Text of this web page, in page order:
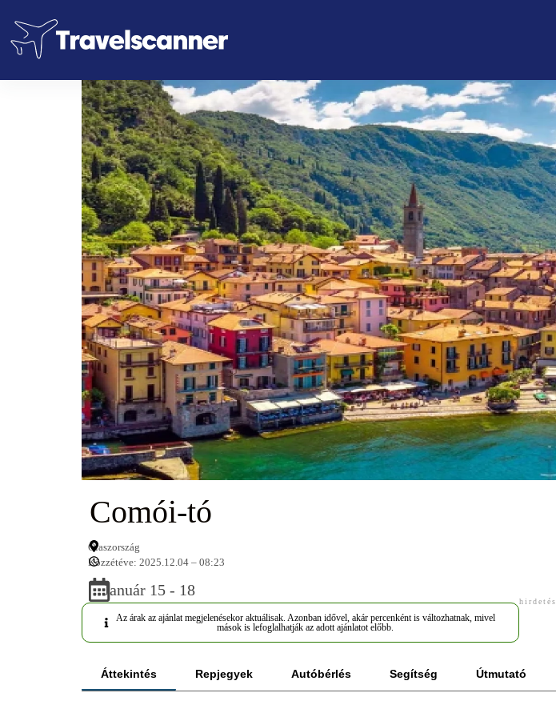
Comói-tó
Olaszország
Közzétéve: 2025.12.04 – 08:23
Január 15 - 18
hirdetés
Az árak az ajánlat megjelenésekor aktuálisak. Azonban idővel, akár percenként is változhatnak, mivel
mások is lefoglalhatják az adott ajánlatot előbb.
Áttekintés Repjegyek Autóbérlés Segítség Útmutató